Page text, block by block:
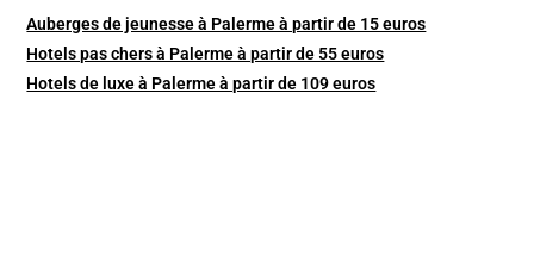
Auberges de jeunesse à Palerme à partir de 15 euros
Hotels pas chers à Palerme à partir de 55 euros
Hotels de luxe à Palerme à partir de 109 euros